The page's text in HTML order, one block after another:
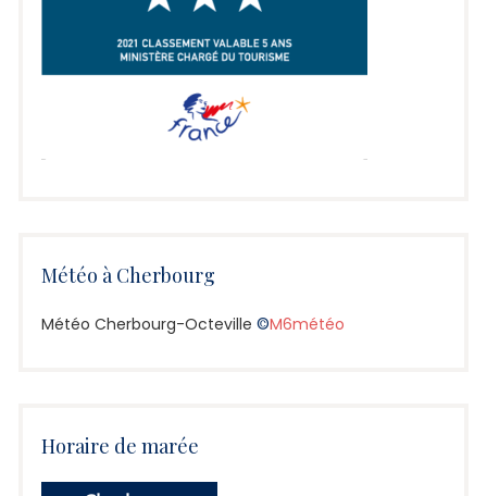
Météo à Cherbourg
Météo Cherbourg-Octeville ©M6météo
Horaire de marée